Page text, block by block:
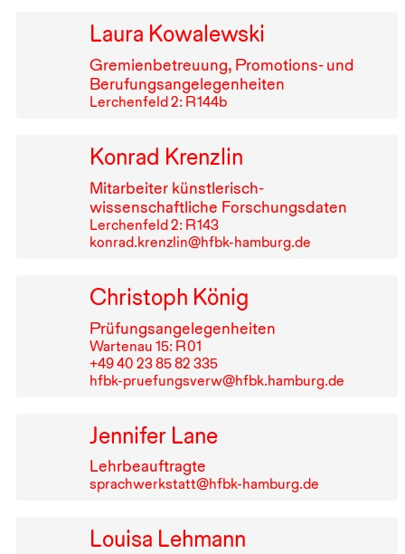
Laura Kowalewski
Gremienbetreuung, Promotions- und
Berufungsangelegenheiten
Lerchenfeld 2: R⁠ ⁠144b
Konrad Krenzlin
Mitarbeiter künstlerisch-
wissenschaftliche Forschungsdaten
Lerchenfeld 2: R⁠ ⁠143
konrad.krenzlin@hfbk-hamburg.de
Christoph König
Prüfungsangelegenheiten
Wartenau 15: R⁠ ⁠01
+49⁠ ⁠40⁠ ⁠23⁠ ⁠85⁠ ⁠82⁠ ⁠335
hfbk-pruefungsverw@hfbk.hamburg.de
Jennifer Lane
Lehrbeauftragte
sprachwerkstatt@hfbk-hamburg.de
Louisa Lehmann